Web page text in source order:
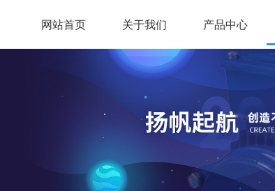
网站首页 关于我们 产品中心